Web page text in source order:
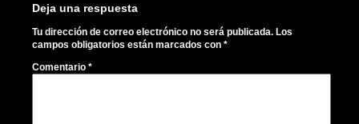
Deja una respuesta
Tu dirección de correo electrónico no será publicada. Los
campos obligatorios están marcados con *
Comentario *